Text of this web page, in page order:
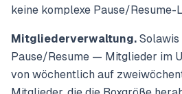
keine komplexe Pause/Resume-
Mitgliederverwaltung.
Pause/Resume — Mitglieder im
von wöchentlich auf